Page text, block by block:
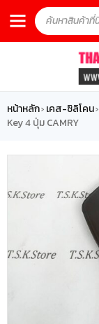
หน้าหลัก› เคส-ซิลิโคน›
Key 4 ปุ่ม CAMRY